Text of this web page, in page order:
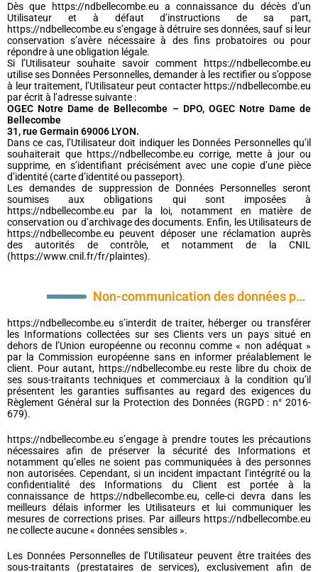
Dès que https://ndbellecombe.eu a connaissance du décès d’un
Utilisateur et à défaut d’instructions de sa part,
https://ndbellecombe.eu s’engage à détruire ses données, sauf si leur
conservation s’avère nécessaire à des fins probatoires ou pour
répondre à une obligation légale.
Si l’Utilisateur souhaite savoir comment https://ndbellecombe.eu
utilise ses Données Personnelles, demander à les rectifier ou s’oppose
à leur traitement, l’Utilisateur peut contacter https://ndbellecombe.eu
par écrit à l’adresse suivante :
OGEC Notre Dame de Bellecombe – DPO, OGEC Notre Dame de
Bellecombe
31, rue Germain 69006 LYON.
Dans ce cas, l’Utilisateur doit indiquer les Données Personnelles qu’il
souhaiterait que https://ndbellecombe.eu corrige, mette à jour ou
supprime, en s’identifiant précisément avec une copie d’une pièce
d’identité (carte d’identité ou passeport).
Les demandes de suppression de Données Personnelles seront
soumises aux obligations qui sont imposées à
https://ndbellecombe.eu par la loi, notamment en matière de
conservation ou d’archivage des documents. Enfin, les Utilisateurs de
https://ndbellecombe.eu peuvent déposer une réclamation auprès
des autorités de contrôle, et notamment de la CNIL
(https://www.cnil.fr/fr/plaintes).
Non-communication des données personnelles
https://ndbellecombe.eu s’interdit de traiter, héberger ou transférer
les Informations collectées sur ses Clients vers un pays situé en
dehors de l’Union européenne ou reconnu comme « non adéquat »
par la Commission européenne sans en informer préalablement le
client. Pour autant, https://ndbellecombe.eu reste libre du choix de
ses sous-traitants techniques et commerciaux à la condition qu’il
présentent les garanties suffisantes au regard des exigences du
Règlement Général sur la Protection des Données (RGPD : n° 2016-
679).
https://ndbellecombe.eu s’engage à prendre toutes les précautions
nécessaires afin de préserver la sécurité des Informations et
notamment qu’elles ne soient pas communiquées à des personnes
non autorisées. Cependant, si un incident impactant l’intégrité ou la
confidentialité des Informations du Client est portée à la
connaissance de https://ndbellecombe.eu, celle-ci devra dans les
meilleurs délais informer les Utilisateurs et lui communiquer les
mesures de corrections prises. Par ailleurs https://ndbellecombe.eu
ne collecte aucune « données sensibles ».
Les Données Personnelles de l’Utilisateur peuvent être traitées des
sous-traitants (prestataires de services), exclusivement afin de